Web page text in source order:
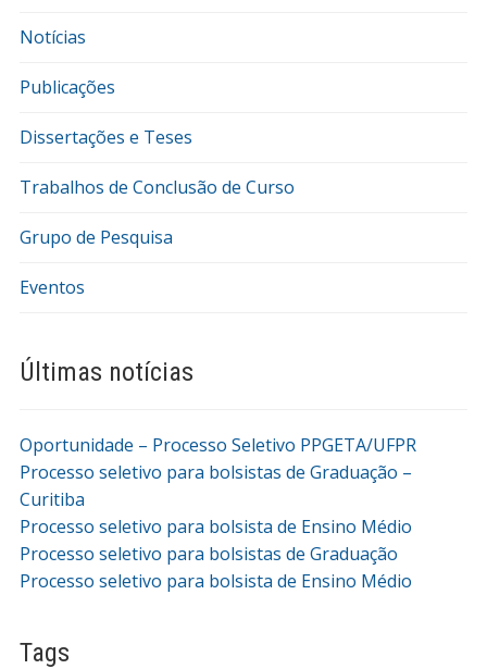
Notícias
Publicações
Dissertações e Teses
Trabalhos de Conclusão de Curso
Grupo de Pesquisa
Eventos
Últimas notícias
Oportunidade – Processo Seletivo PPGETA/UFPR
Processo seletivo para bolsistas de Graduação –
Curitiba
Processo seletivo para bolsista de Ensino Médio
Processo seletivo para bolsistas de Graduação
Processo seletivo para bolsista de Ensino Médio
Tags